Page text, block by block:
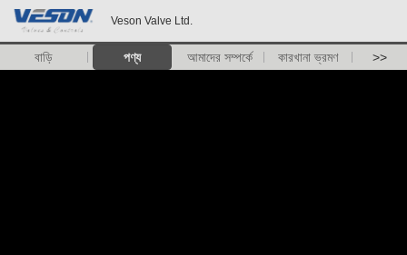
Veson Valve Ltd.
বাড়ি পণ্য আমাদের সম্পর্কে কারখানা ভ্রমণ >>